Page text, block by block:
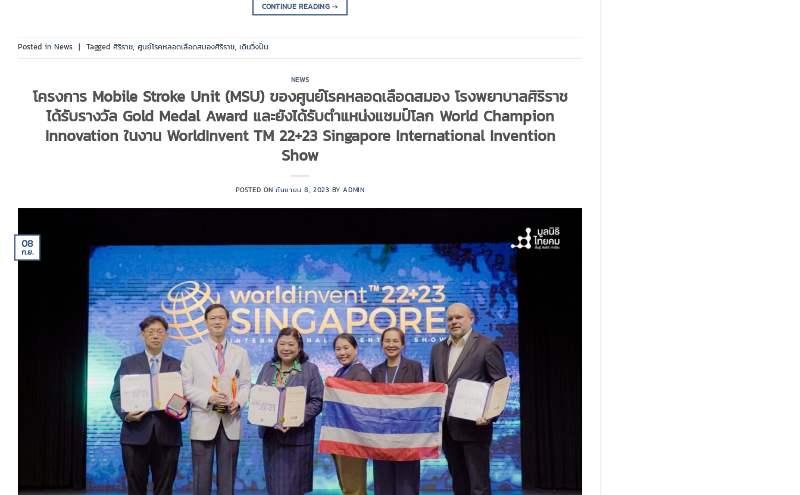
CONTINUE READING→
Posted in News | Tagged ศิริราช, ศูนย์โรคหลอดเลือดสมองศิริราช, เดินวิ่งปั่น
NEWS
โครงการ Mobile Stroke Unit (MSU) ของศูนย์โรคหลอดเลือดสมอง โรงพยาบาลศิริราช
ได้รับรางวัล Gold Medal Award และยังได้รับตำแหน่งแชมป์โลก World Champion
Innovation ในงาน WorldInvent TM 22+23 Singapore International Invention
Show
POSTED ONกันยายน 8, 2023 BYADMIN
08
ก.ย.